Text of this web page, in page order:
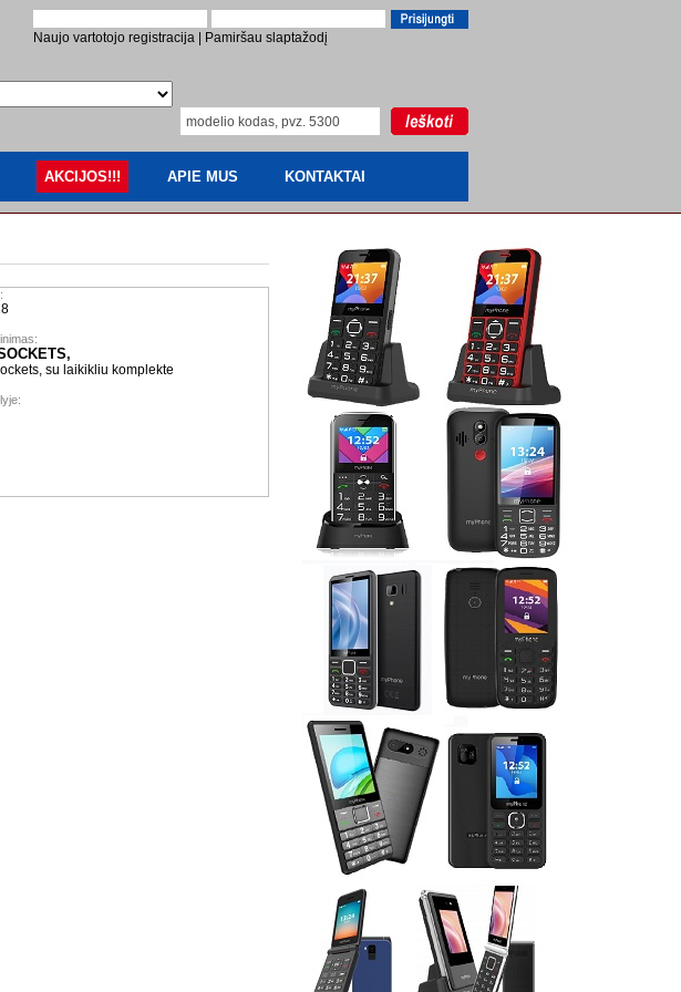
Naujo vartotojo registracija Pamiršau slaptažodį
AKCIJOS!!! APIE MUS KONTAKTAI
su laikikliu komplekte